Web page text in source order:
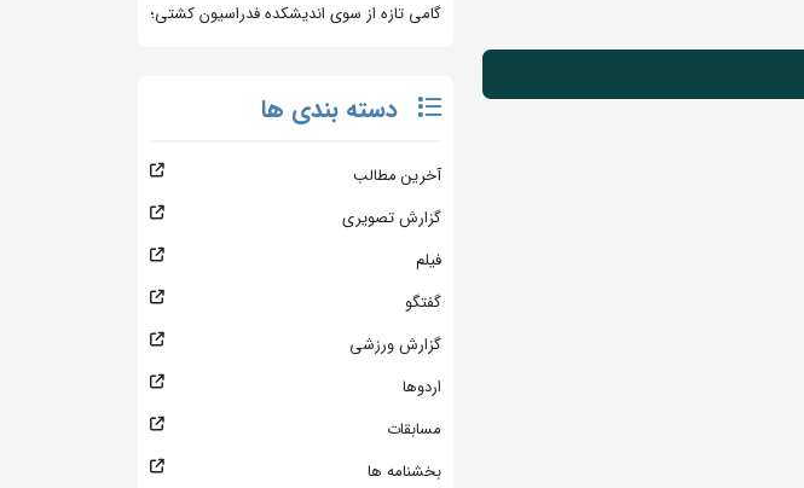
گامی تازه از سوی اندیشکده فدراسیون کشتی؛
دسته بندی ها
آخرین مطالب
گزارش تصویری
فیلم
گفتگو
گزارش ورزشی
اردوها
مسابقات
بخشنامه ها